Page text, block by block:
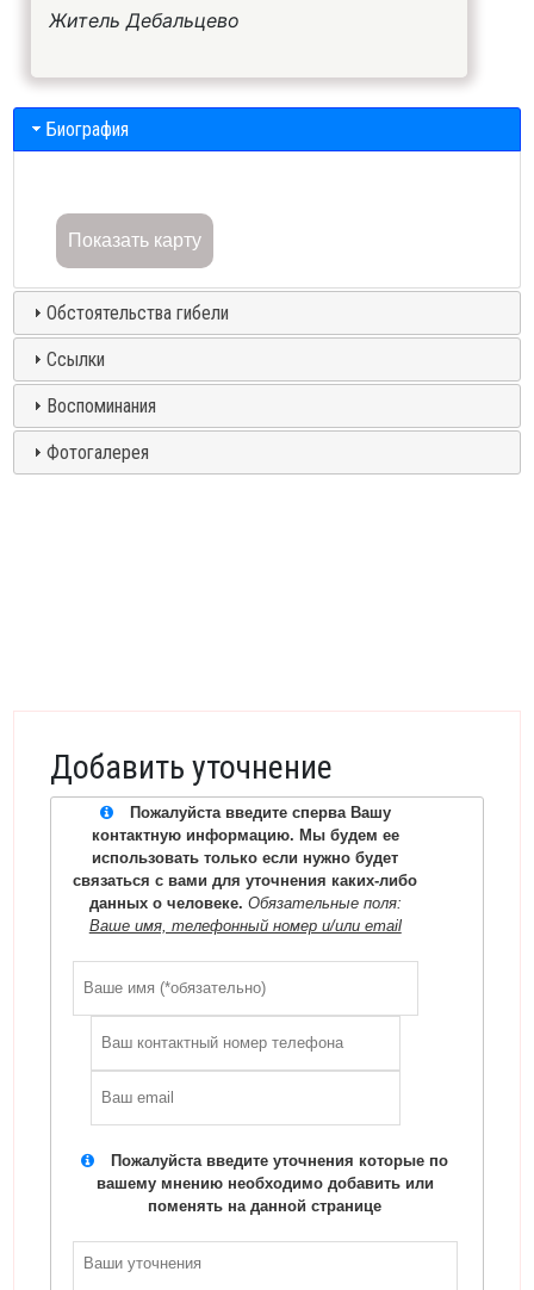
Житель Дебальцево
Биография
Показать карту
Обстоятельства гибели
Ссылки
Воспоминания
Фотогалерея
Добавить уточнение
Пожалуйста введите сперва Вашу
контактную информацию. Мы будем ее
использовать только если нужно будет
связаться с вами для уточнения каких-либо
данных о человеке. Обязательные поля:
Ваше имя, телефонный номер и/или email
Пожалуйста введите уточнения которые по
вашему мнению необходимо добавить или
поменять на данной странице